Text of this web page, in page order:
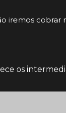
iremos cobrar
os